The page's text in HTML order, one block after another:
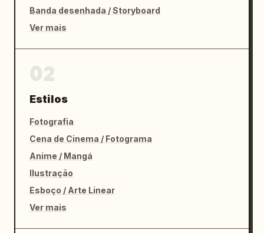
Banda desenhada / Storyboard
Ver mais
Estilos
Fotografia
Cena de Cinema / Fotograma
Anime / Mangá
Ilustração
Esboço / Arte Linear
Ver mais